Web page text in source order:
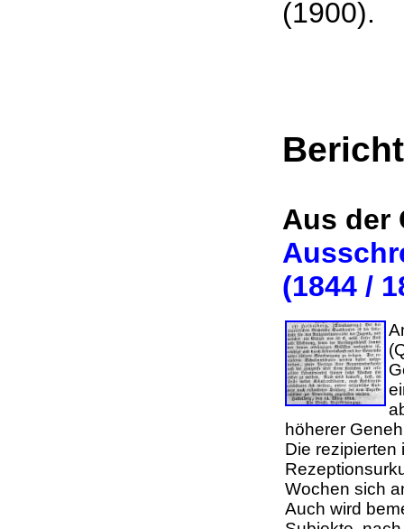
(1900).
Aus der
(1844 /
höherer
Die rezipierten
Wochen sich
Auch wird